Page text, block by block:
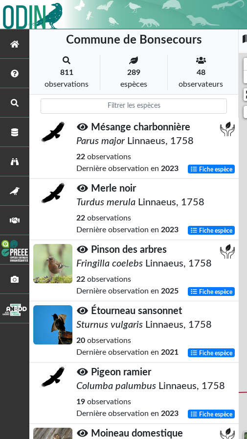
Commune de Bonsecours
811
observations
289
espèces
48
observateurs
Mésange charbonnière
Parus major Linnaeus, 1758
22 observations
Dernière observation en 2023 Fiche espèce
Merle noir
Turdus merula Linnaeus, 1758
22 observations
Dernière observation en 2023 Fiche espèce
Pinson des arbres
Fringilla coelebs Linnaeus, 1758
22 observations
Dernière observation en 2025 Fiche espèce
Étourneau sansonnet
Sturnus vulgaris Linnaeus, 1758
20 observations
Dernière observation en 2021 Fiche espèce
Pigeon ramier
Columba palumbus Linnaeus, 1758
19 observations
Dernière observation en 2023 Fiche espèce
Moineau domestique